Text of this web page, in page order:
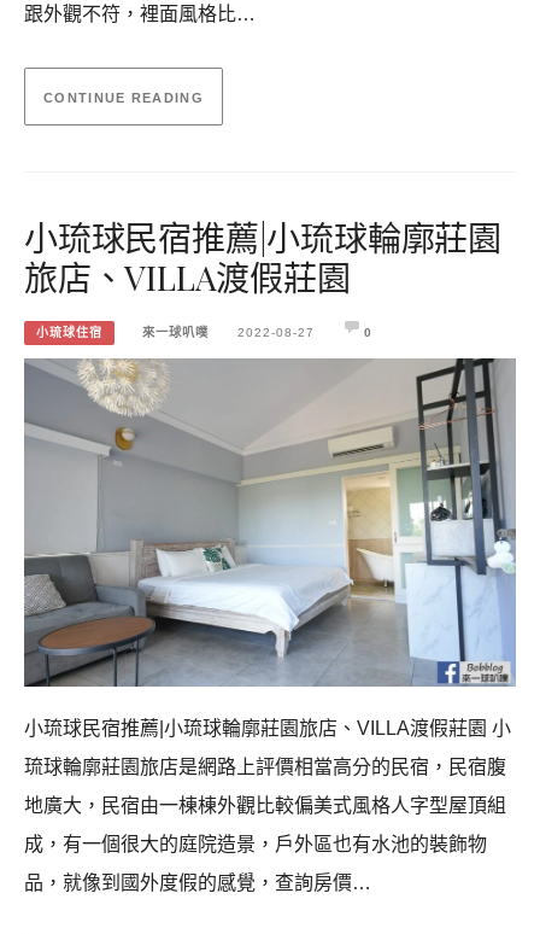
跟外觀不符，裡面風格比…
CONTINUE READING
小琉球民宿推薦|小琉球輪廓莊園
旅店、VILLA渡假莊園
小琉球住宿 來一球叭噗 2022-08-27 0
小琉球民宿推薦|小琉球輪廓莊園旅店、VILLA渡假莊園 小
琉球輪廓莊園旅店是網路上評價相當高分的民宿，民宿腹
地廣大，民宿由一棟棟外觀比較偏美式風格人字型屋頂組
成，有一個很大的庭院造景，戶外區也有水池的裝飾物
品，就像到國外度假的感覺，查詢房價…